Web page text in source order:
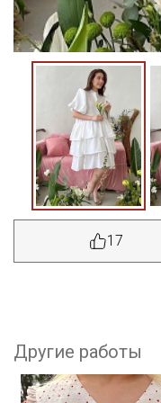
17
Другие работы